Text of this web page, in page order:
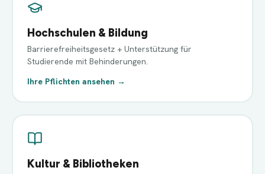
Hochschulen & Bildung
Barrierefreiheitsgesetz + Unterstützung für
Studierende mit Behinderungen.
Ihre Pflichten ansehen →
Kultur & Bibliotheken